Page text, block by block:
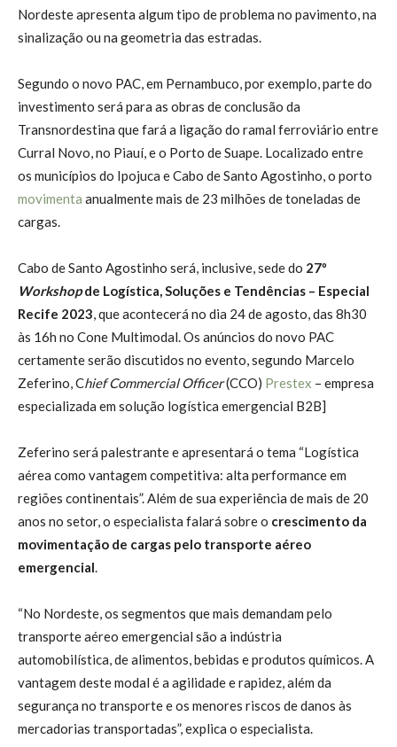
Nordeste apresenta algum tipo de problema no pavimento, na
sinalização ou na geometria das estradas.
Segundo o novo PAC, em Pernambuco, por exemplo, parte do
investimento será para as obras de conclusão da
Transnordestina que fará a ligação do ramal ferroviário entre
Curral Novo, no Piauí, e o Porto de Suape. Localizado entre
os municípios do Ipojuca e Cabo de Santo Agostinho, o porto
movimenta anualmente mais de 23 milhões de toneladas de
cargas.
Cabo de Santo Agostinho será, inclusive, sede do 27º
Workshopde Logística, Soluções e Tendências – Especial
Recife 2023 , que acontecerá no dia 24 de agosto, das 8h30
às 16h no Cone Multimodal. Os anúncios do novo PAC
certamente serão discutidos no evento, segundo Marcelo
Zeferino, Chief Commercial Officer(CCO) Prestex – empresa
especializada em solução logística emergencial B2B]
Zeferino será palestrante e apresentará o tema “Logística
aérea como vantagem competitiva: alta performance em
regiões continentais”. Além de sua experiência de mais de 20
anos no setor, o especialista falará sobre o crescimento da
movimentação de cargas pelo transporte aéreo
emergencial
“No Nordeste, os segmentos que mais demandam pelo
transporte aéreo emergencial são a indústria
automobilística, de alimentos, bebidas e produtos químicos. A
vantagem deste modal é a agilidade e rapidez, além da
segurança no transporte e os menores riscos de danos às
mercadorias transportadas”, explica o especialista.